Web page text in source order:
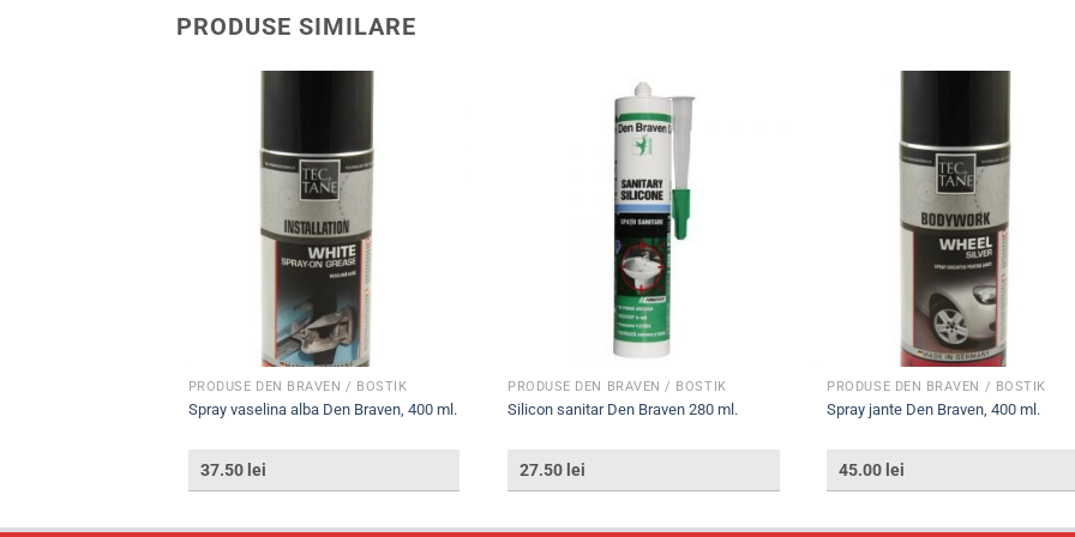
PRODUSE SIMILARE
PRODUSE DEN BRAVEN / BOSTIK
Spray vaselina alba Den Braven, 400 ml.
37.50 lei
PRODUSE DEN BRAVEN / BOSTIK
Silicon sanitar Den Braven 280 ml.
27.50 lei
PRODUSE DEN BRAVEN / BOSTIK
Spray jante Den Braven, 400 ml.
45.00 lei